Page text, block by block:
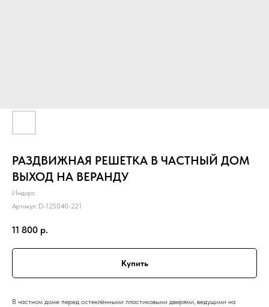
РАЗДВИЖНАЯ РЕШЕТКА В ЧАСТНЫЙ ДОМ
ВЫХОД НА ВЕРАНДУ
Индорс
Артикул: D-125040-221
11 800 р.
Купить
В частном доме перед остеклёнными пластиковыми дверями, ведущими на